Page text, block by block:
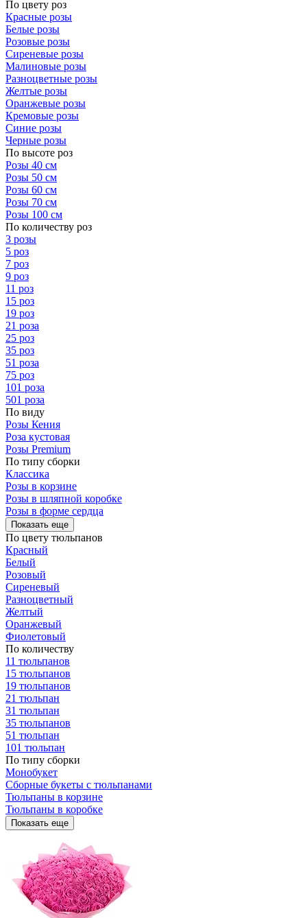
По цвету роз
Красные розы
Белые розы
Розовые розы
Сиреневые розы
Малиновые розы
Разноцветные розы
Желтые розы
Оранжевые розы
Кремовые розы
Синие розы
Черные розы
По высоте роз
Розы 40 см
Розы 50 см
Розы 60 см
Розы 70 см
Розы 100 см
По количеству роз
3 розы
5 роз
7 роз
9 роз
11 роз
15 роз
19 роз
21 роза
25 роз
35 роз
51 роза
75 роз
101 роза
501 роза
По виду
Розы Кения
Роза кустовая
Розы Premium
По типу сборки
Классика
Розы в корзине
Розы в шляпной коробке
Розы в форме сердца
Показать еще
По цвету тюльпанов
Красный
Белый
Розовый
Сиреневый
Разноцветный
Желтый
Оранжевый
Фиолетовый
По количеству
11 тюльпанов
15 тюльпанов
19 тюльпанов
21 тюльпан
31 тюльпан
35 тюльпанов
51 тюльпан
101 тюльпан
По типу сборки
Монобукет
Сборные букеты с тюльпанами
Тюльпаны в корзине
Тюльпаны в коробке
Показать еще